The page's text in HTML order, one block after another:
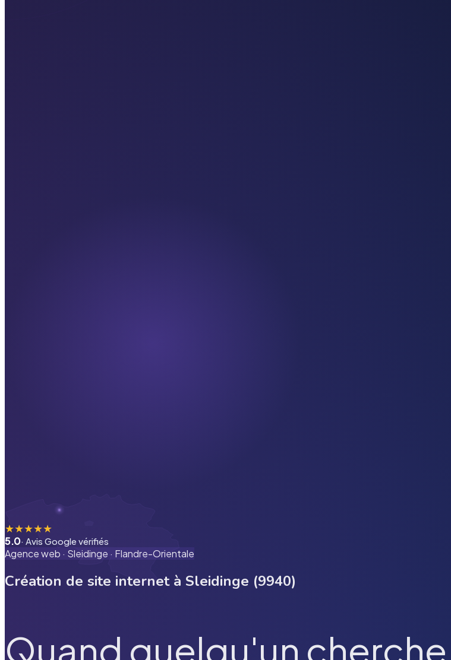
★★★★★
5.0· Avis Google vérifiés
Agence web · Sleidinge · Flandre-Orientale
Création de site internet à Sleidinge (9940)
Quand quelqu'un cherche